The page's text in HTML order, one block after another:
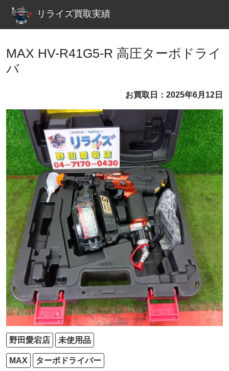
リライズ買取実績
MAX HV-R41G5-R 高圧ターボドライ
バ
お買取日：2025年6月12日
野田愛宕店 未使用品
MAX ターボドライバー